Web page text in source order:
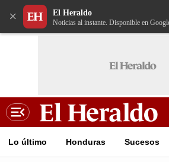
× El Heraldo
Noticias al instante. Disponible en
Lo último Honduras Sucesos